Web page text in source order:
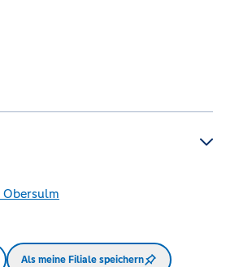
Obersulm
Als meine Filiale speichern